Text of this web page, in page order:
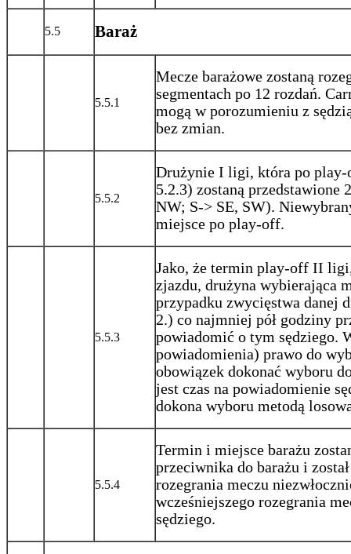
5.5 Baraż
5.5.1
Mecze barażowe zostaną
segmentach po 12 rozdań.
mogą w porozumieniu z
bez zmian.
5.5.2
Drużynie I ligi, która po play-
5.2.3) zostaną
NW; S-> SE, SW).
miejsce po play-off.
5.5.3
Jako, że termin play-off II
zjazdu, drużyna wybierająca
przypadku zwycięstwa danej
2.) co najmniej pół godziny
powiadomić o tym sędziego.
powiadomienia) prawo do
obowiązek dokonać wyboru
jest czas na powiadomienie
dokona wyboru metodą
5.5.4
Termin i miejsce barażu
przeciwnika do barażu i
rozegrania meczu
wcześniejszego rozegrania
sędziego.